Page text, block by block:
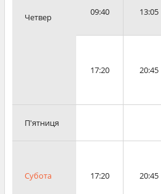
Четвер 09:40 13:05
17:20 20:45
П'ятниця
Субота 17:20 20:45